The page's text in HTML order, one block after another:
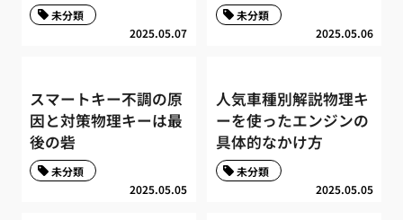
2025.05.07
未分類
2025.05.06
未分類
スマートキー不調の原
因と対策物理キーは最
後の砦
2025.05.05
未分類
人気車種別解説物理キ
ーを使ったエンジンの
具体的なかけ方
2025.05.05
未分類